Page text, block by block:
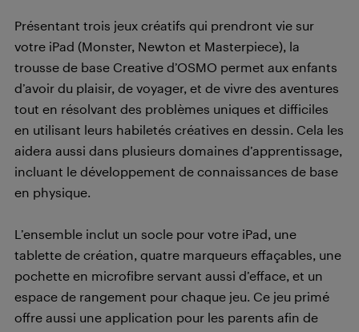
Présentant trois jeux créatifs qui prendront vie sur
votre iPad (Monster, Newton et Masterpiece), la
trousse de base Creative d’OSMO permet aux enfants
d’avoir du plaisir, de voyager, et de vivre des aventures
tout en résolvant des problèmes uniques et difficiles
en utilisant leurs habiletés créatives en dessin. Cela les
aidera aussi dans plusieurs domaines d’apprentissage,
incluant le développement de connaissances de base
en physique.
L’ensemble inclut un socle pour votre iPad, une
tablette de création, quatre marqueurs effaçables, une
pochette en microfibre servant aussi d’efface, et un
espace de rangement pour chaque jeu. Ce jeu primé
offre aussi une application pour les parents afin de